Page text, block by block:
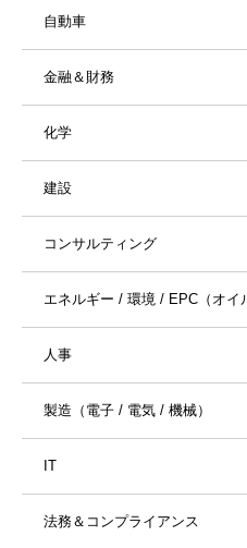
自動車
金融＆財務
化学
建設
コンサルティング
エネルギー / 環境 / EPC（オイ
人事
製造（電子 / 電気 / 機械）
IT
法務＆コンプライアンス